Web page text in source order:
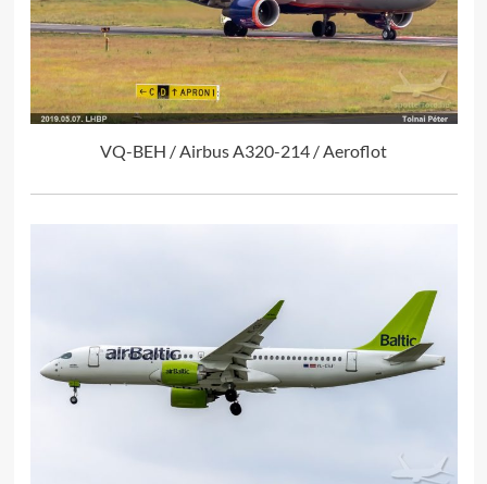
VQ-BEH / Airbus A320-214 / Aeroflot